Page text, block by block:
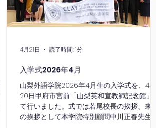
入学式2026年4月
山梨外語学院2026年4月生の入学式を、4月
20日甲府市宮前「山梨英和宣教師記念館」に
て行いました。式では若尾校長の挨拶、来賓
の挨拶として本学院特別顧問中川正春先生よ
4月21日 読了時間: 1分